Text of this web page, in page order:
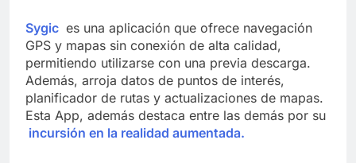
Sygic es una aplicación que ofrece navegación
GPS y mapas sin conexión de alta calidad,
permitiendo utilizarse con una previa descarga.
Además, arroja datos de puntos de interés,
planificador de rutas y actualizaciones de mapas.
Esta App, además destaca entre las demás por su
incursión en la realidad aumentada.